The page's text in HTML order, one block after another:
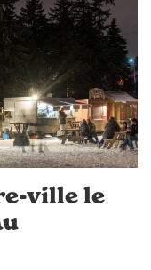
ville le